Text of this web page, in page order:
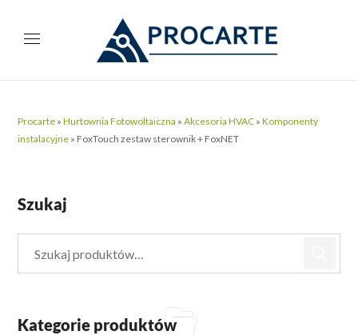
Procarte »Hurtownia Fotowoltaiczna »Akcesoria HVAC »Komponenty
instalacyjne » FoxTouch zestaw sterownik + FoxNET
Szukaj
Kategorie produktów